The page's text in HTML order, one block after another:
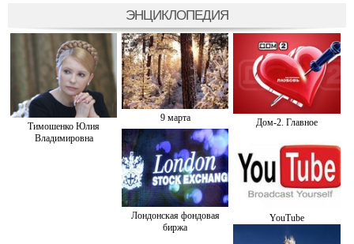
ЭНЦИКЛОПЕДИЯ
Тимошенко Юлия
Владимировна
9 марта Дом-2. Главное
Лондонская фондовая
биржа
YouTube